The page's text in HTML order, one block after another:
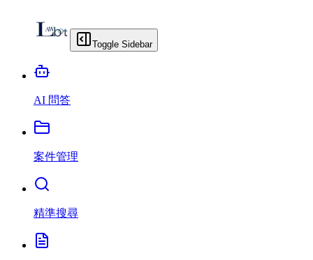
Toggle Sidebar
AI 問答
案件管理
精準搜尋